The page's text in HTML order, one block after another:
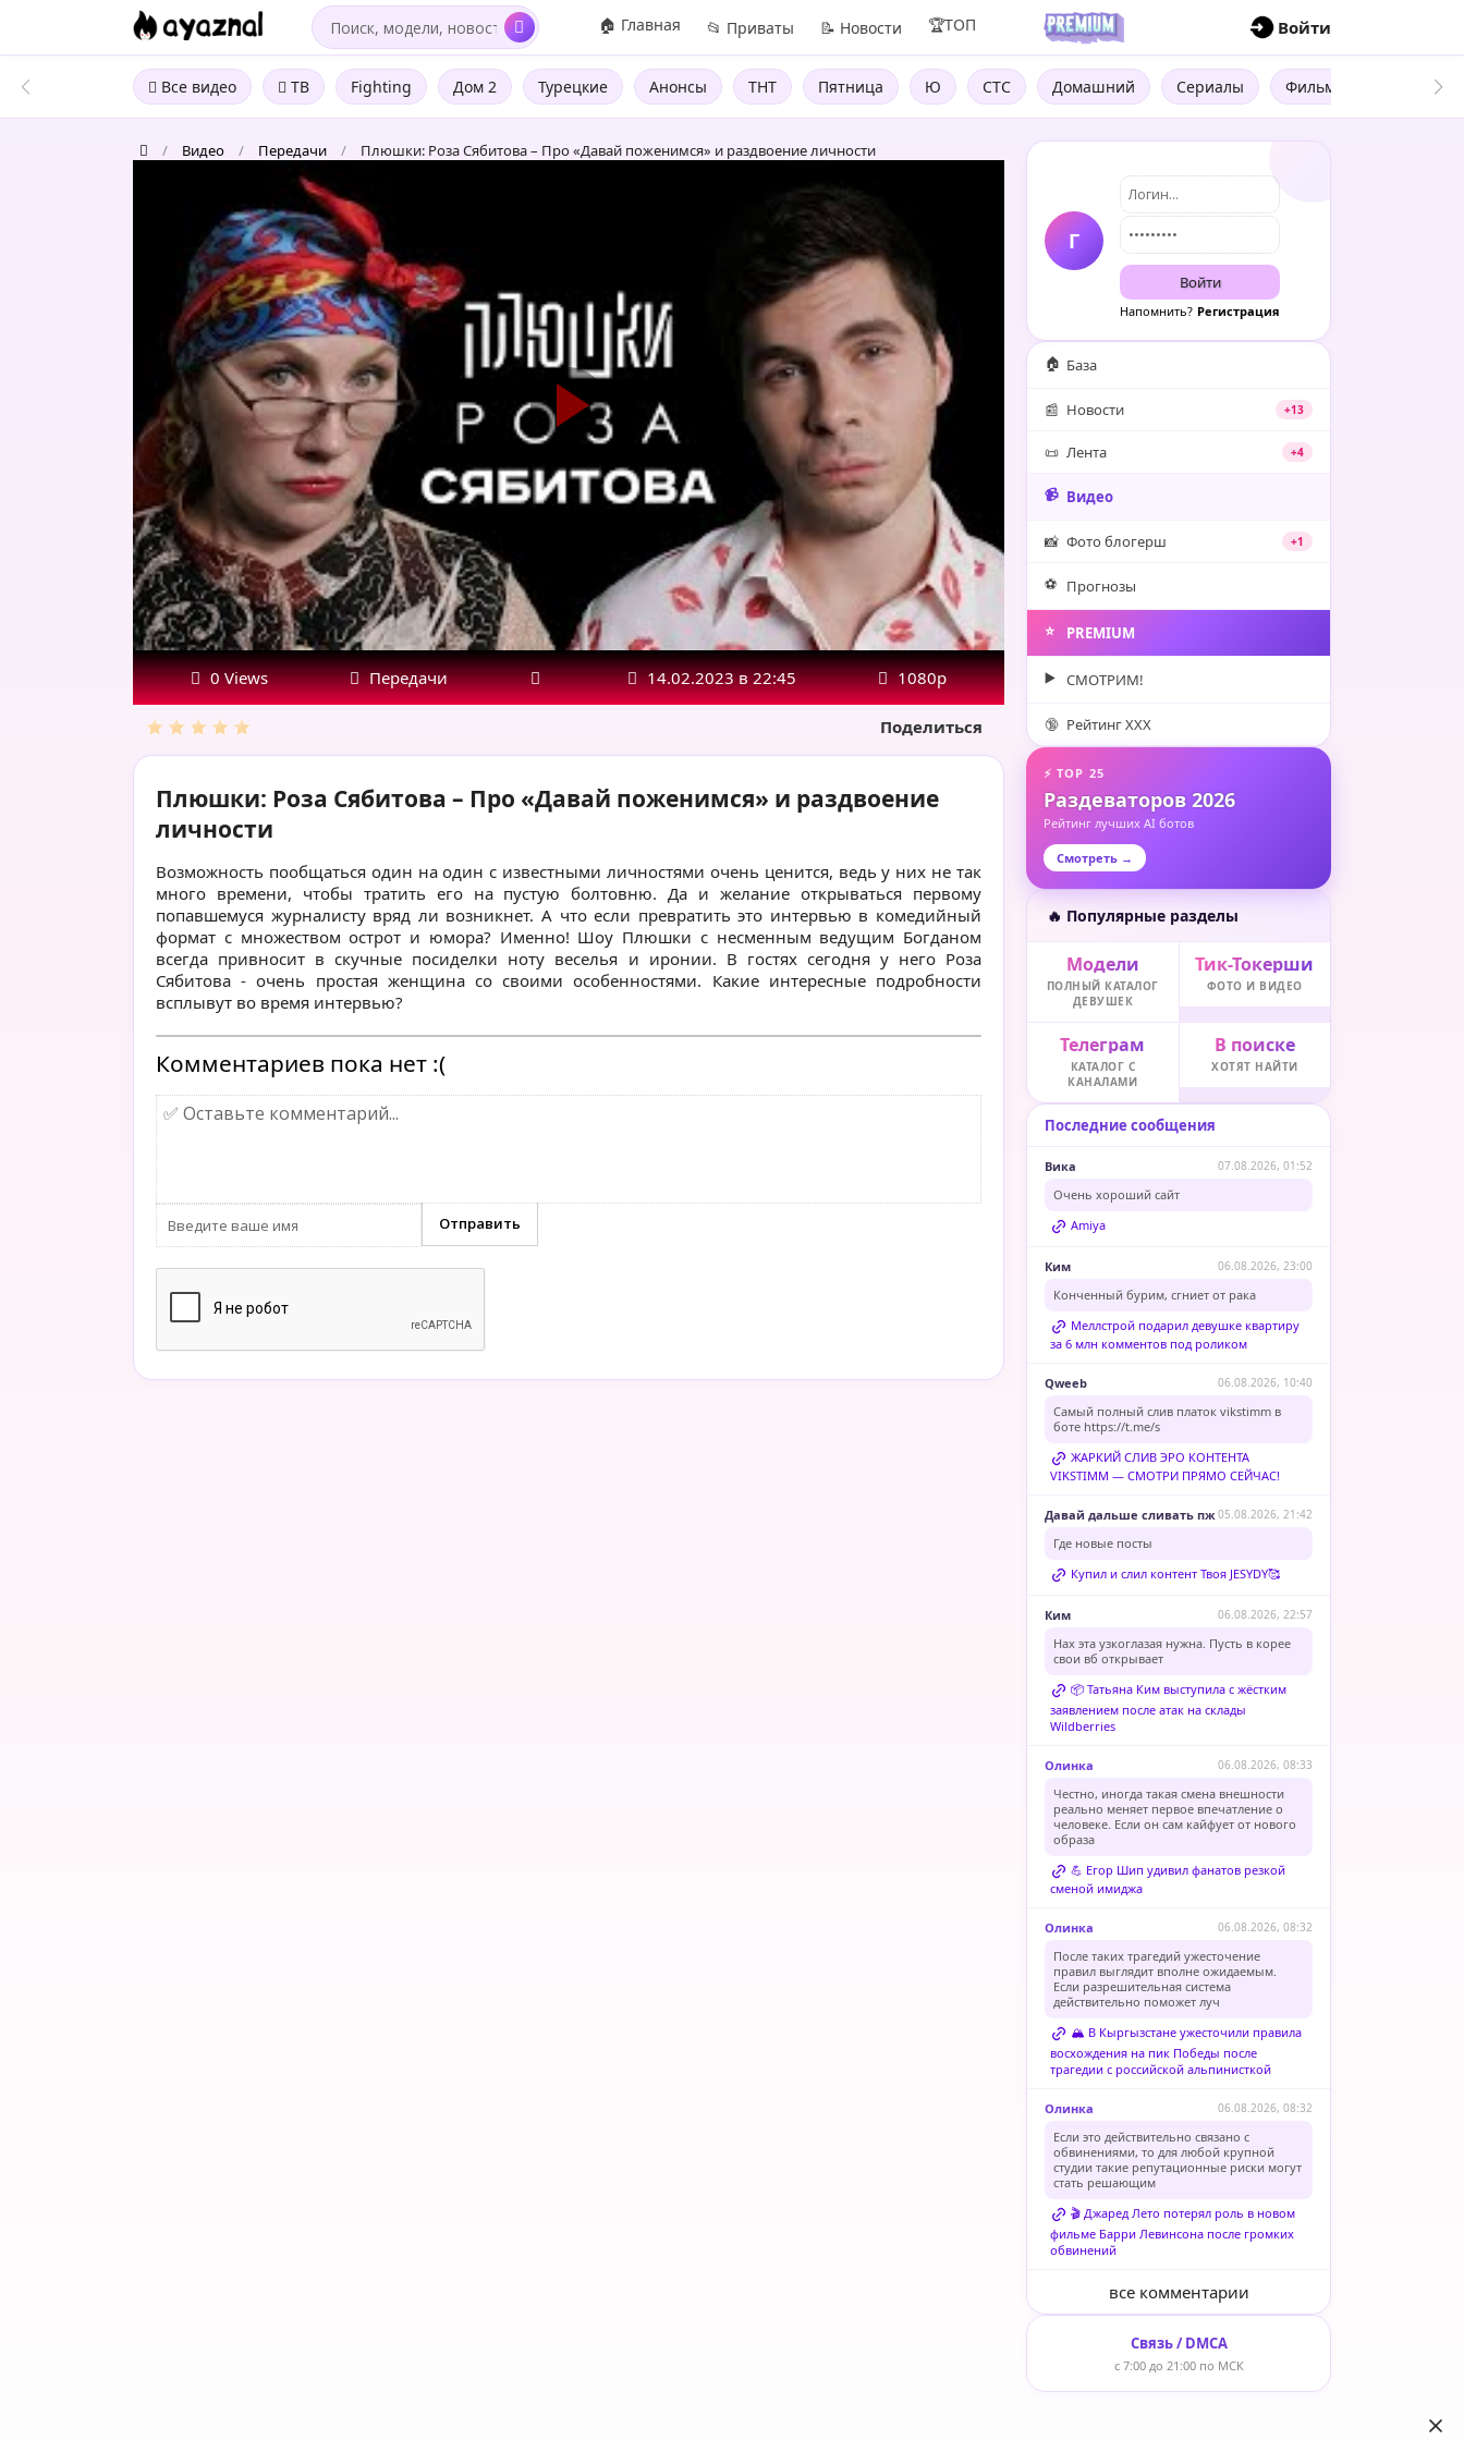
🏠 Главная 📂 Приваты 📝 Новости 🏆ТОП Войти
Все видео ТВ Fighting Дом 2 Турецкие Анонсы ТНТ Пятница Ю СТС Домашний Сериалы Фильмы Трейлеры
/ Видео / Передачи / Плюшки: Роза Сябитова – Про «Давай поженимся» и раздвоение личности
Сябитова
Про
«Давай
поженимся»
и
раздвоение
личности
0 Views Передачи 14.02.2023 в 22:45 1080р
Поделиться
Плюшки: Роза Сябитова – Про «Давай поженимся» и раздвоение
личности
Возможность пообщаться один на один с известными личностями очень ценится, ведь у них не так
много времени, чтобы тратить его на пустую болтовню. Да и желание открываться первому
попавшемуся журналисту вряд ли возникнет. А что если превратить это интервью в комедийный
формат с множеством острот и юмора? Именно! Шоу Плюшки с несменным ведущим Богданом
всегда привносит в скучные посиделки ноту веселья и иронии. В гостях сегодня у него Роза
Сябитова - очень простая женщина со своими особенностями. Какие интересные подробности
всплывут во время интервью?
Комментариев пока нет :(
Г
Войти
Напомнить? Регистрация
🏠 База
📰 Новости +13
📜 Лента +4
📹 Видео
📸 Фото блогерш +1
⚽️ Прогнозы
⭐️ PREMIUM
▶️ СМОТРИМ!
🔞 Рейтинг XXX
⚡ TOP 25
Раздеваторов 2026
Рейтинг лучших AI ботов
Смотреть →
🔥 Популярные разделы
Модели
ПОЛНЫЙ КАТАЛОГ
ДЕВУШЕК
Тик-Токерши
ФОТО И ВИДЕО
Телеграм
КАТАЛОГ С
КАНАЛАМИ
В поиске
ХОТЯТ НАЙТИ
Последние сообщения
Вика 07.08.2026, 01:52
Очень хороший сайт
Amiya
Ким 06.08.2026, 23:00
Конченный бурим, сгниет от рака
Меллстрой подарил девушке квартиру
за 6 млн комментов под роликом
Qweeb 06.08.2026, 10:40
Самый полный слив платок vikstimm в
боте https://t.me/s
ЖАРКИЙ СЛИВ ЭРО КОНТЕНТА
VIKSTIMM — СМОТРИ ПРЯМО СЕЙЧАС!
Давай дальше сливать пж05.08.2026, 21:42
Где новые посты
Купил и слил контент Твоя JESYDY🥰
Ким 06.08.2026, 22:57
Нах эта узкоглазая нужна. Пусть в корее
свои вб открывает
📦 Татьяна Ким выступила с жёстким
заявлением после атак на склады
Wildberries
Олинка 06.08.2026, 08:33
Честно, иногда такая смена внешности
реально меняет первое впечатление о
человеке. Если он сам кайфует от нового
образа
💪 Егор Шип удивил фанатов резкой
сменой имиджа
Олинка 06.08.2026, 08:32
После таких трагедий ужесточение
правил выглядит вполне ожидаемым.
Если разрешительная система
действительно поможет луч
🏔️ В Кыргызстане ужесточили правила
восхождения на пик Победы после
трагедии с российской альпинисткой
Олинка 06.08.2026, 08:32
Если это действительно связано с
обвинениями, то для любой крупной
студии такие репутационные риски могут
стать решающим
🎬 Джаред Лето потерял роль в новом
фильме Барри Левинсона после громких
обвинений
все комментарии
Связь / DMCA
с 7:00 до 21:00 по МСК